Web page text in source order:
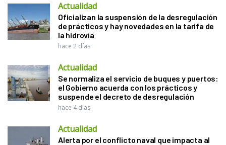
Actualidad
Oficializan la suspensión de la desregulación
de prácticos y hay novedades en la tarifa de
la hidrovía
hace 2 días
Actualidad
Se normaliza el servicio de buques y puertos:
el Gobierno acuerda con los prácticos y
suspende el decreto de desregulación
hace 4 días
Actualidad
Alerta por el conflicto naval que impacta al